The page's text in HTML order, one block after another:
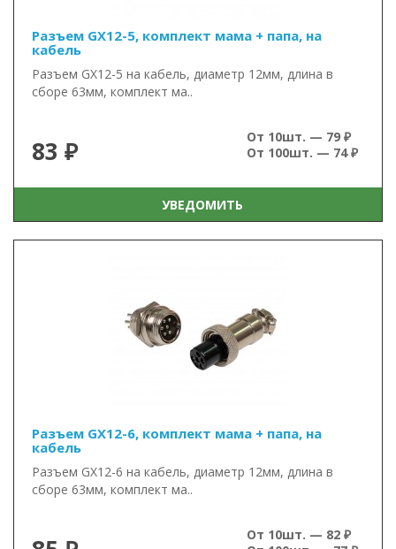
Разъем GX12-5, комплект мама + папа, на
кабель
Разъем GX12-5 на кабель, диаметр 12мм, длина в
сборе 63мм, комплект ма..
83 ₽
От 10шт. — 79 ₽
От 100шт. — 74 ₽
УВЕДОМИТЬ
Разъем GX12-6, комплект мама + папа, на
кабель
Разъем GX12-6 на кабель, диаметр 12мм, длина в
сборе 63мм, комплект ма..
От 10шт. — 82 ₽